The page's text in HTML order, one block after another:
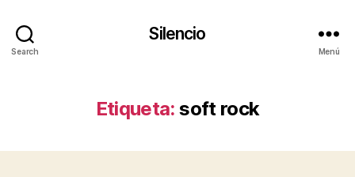
Search
Silencio
Menú
Etiqueta: soft rock